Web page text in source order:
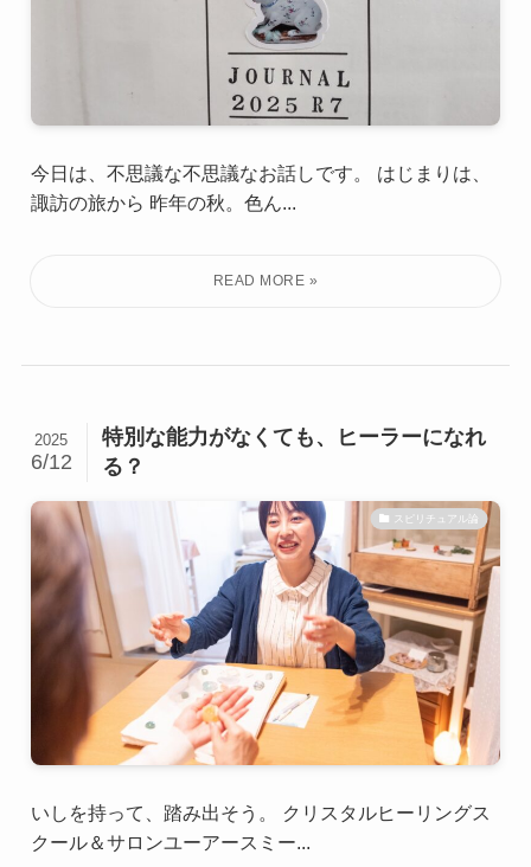
今日は、不思議な不思議なお話しです。 はじまりは、
諏訪の旅から 昨年の秋。色ん...
特別な能力がなくても、ヒーラーになれ
る？
2025
6/12
スピリチュアル論
いしを持って、踏み出そう。 クリスタルヒーリングス
クール＆サロンユーアースミー...